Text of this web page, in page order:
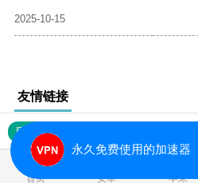
2025-10-15
友情链接
网站地图
首页 安卓 苹果
永久免费使用的加速器